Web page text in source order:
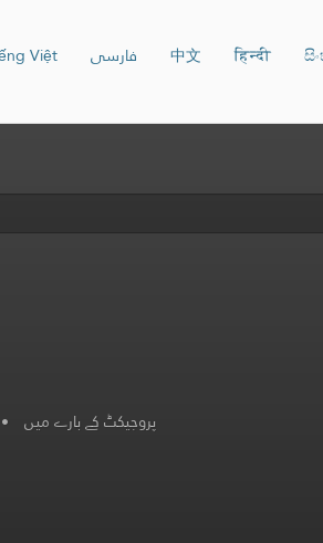
हिन्दी
中文 فارسی Việt
پروجیکٹ کے بارے میں •